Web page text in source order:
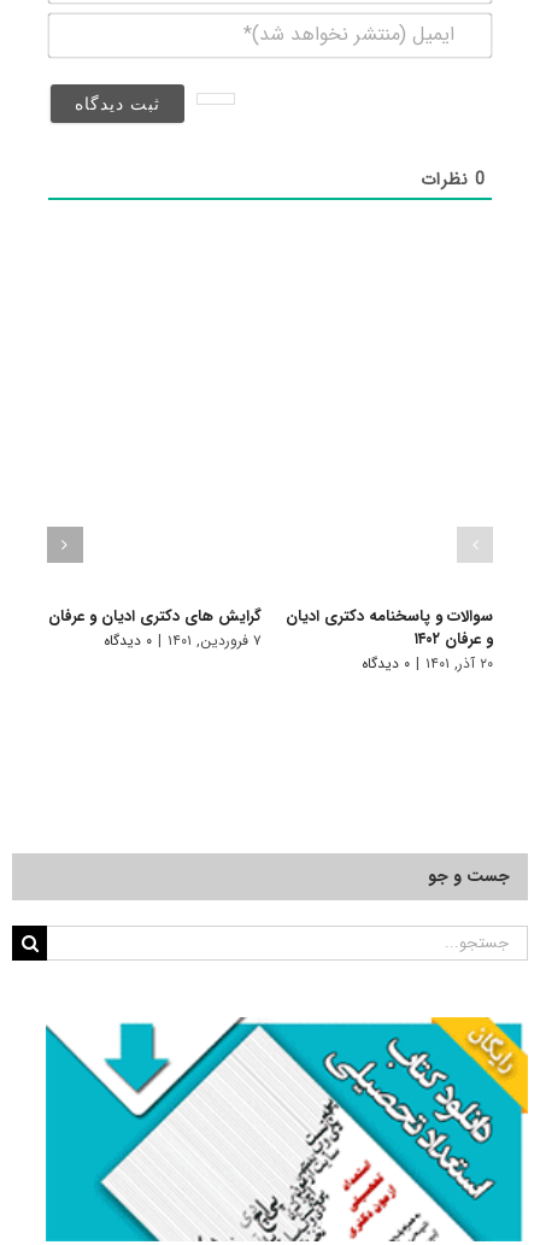
(منتشر
0نظرات
سوالات و پاسخنامه دکتری ادیان
و عرفان ۱۴۰۲
۲۰ آذر, ۱۴۰۱ | ۰ دیدگاه
گرایش های دکتری ادﻳﺎن و ﻋﺮﻓﺎن
۷ فروردین, ۱۴۰۱ | ۰ دیدگاه
جست و جو
جستجو